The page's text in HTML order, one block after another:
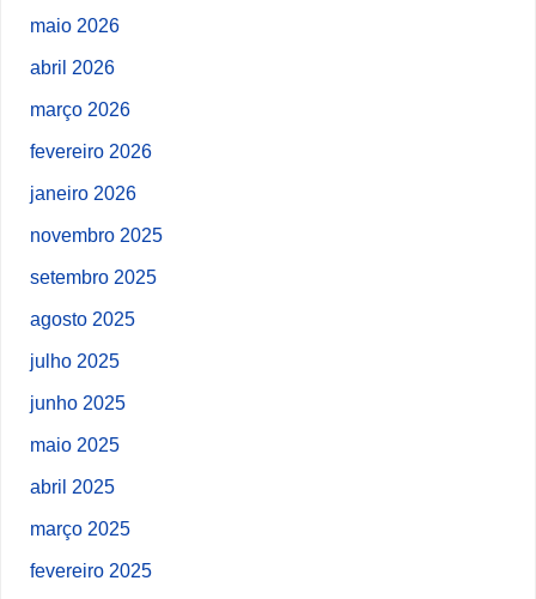
maio 2026
abril 2026
março 2026
fevereiro 2026
janeiro 2026
novembro 2025
setembro 2025
agosto 2025
julho 2025
junho 2025
maio 2025
abril 2025
março 2025
fevereiro 2025